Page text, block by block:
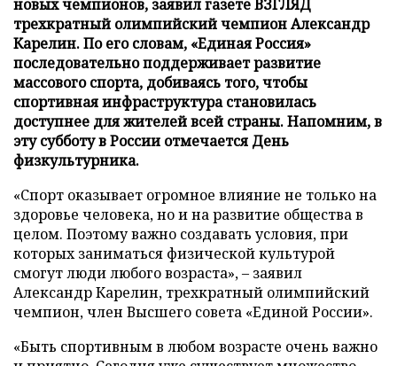
новых чемпионов, заявил газете ВЗГЛЯД
трехкратный олимпийский чемпион Александр
Карелин. По его словам, «Единая Россия»
последовательно поддерживает развитие
массового спорта, добиваясь того, чтобы
спортивная инфраструктура становилась
доступнее для жителей всей страны. Напомним, в
эту субботу в России отмечается День
физкультурника.
«Спорт оказывает огромное влияние не только на
здоровье человека, но и на развитие общества в
целом. Поэтому важно создавать условия, при
которых заниматься физической культурой
смогут люди любого возраста», – заявил
Александр Карелин, трехкратный олимпийский
чемпион, член Высшего совета «Единой России».
«Быть спортивным в любом возрасте очень важно